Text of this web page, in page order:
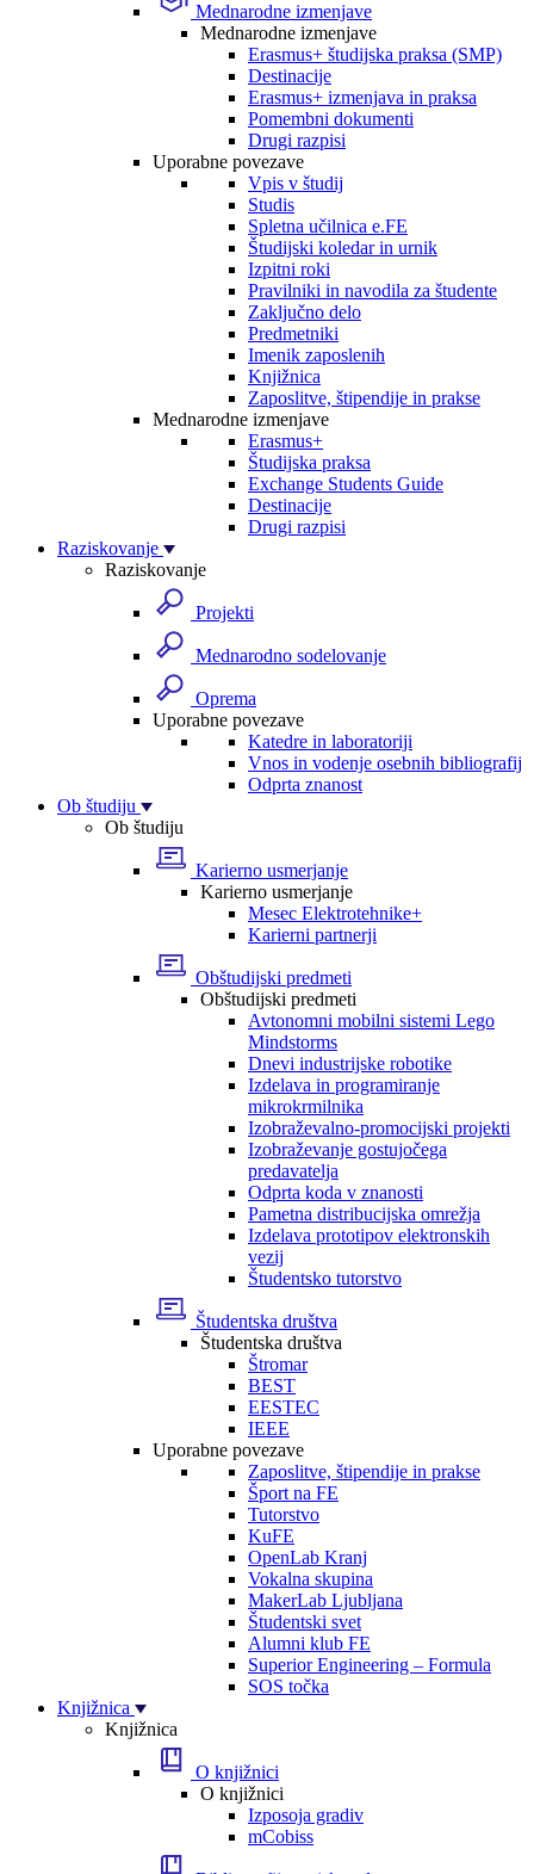
Mednarodne izmenjave
Mednarodne izmenjave
Erasmus+ študijska praksa (SMP)
Destinacije
Erasmus+ izmenjava in praksa
Pomembni dokumenti
Drugi razpisi
Uporabne povezave
Vpis v študij
Studis
Spletna učilnica e.FE
Študijski koledar in urnik
Izpitni roki
Pravilniki in navodila za študente
Zaključno delo
Predmetniki
Imenik zaposlenih
Knjižnica
Zaposlitve, štipendije in prakse
Mednarodne izmenjave
Erasmus+
Študijska praksa
Exchange Students Guide
Destinacije
Drugi razpisi
Raziskovanje
Raziskovanje
Projekti
Mednarodno sodelovanje
Oprema
Uporabne povezave
Katedre in laboratoriji
Vnos in vodenje osebnih bibliografij
Odprta znanost
Ob študiju
Ob študiju
Karierno usmerjanje
Karierno usmerjanje
Mesec Elektrotehnike+
Karierni partnerji
Obštudijski predmeti
Obštudijski predmeti
Avtonomni mobilni sistemi Lego
Mindstorms
Dnevi industrijske robotike
Izdelava in programiranje
mikrokrmilnika
Izobraževalno-promocijski projekti
Izobraževanje gostujočega
predavatelja
Odprta koda v znanosti
Pametna distribucijska omrežja
Izdelava prototipov elektronskih
vezij
Študentsko tutorstvo
Študentska društva
Študentska društva
Štromar
BEST
EESTEC
IEEE
Uporabne povezave
Zaposlitve, štipendije in prakse
Šport na FE
Tutorstvo
KuFE
OpenLab Kranj
Vokalna skupina
MakerLab Ljubljana
Študentski svet
Alumni klub FE
Superior Engineering – Formula
SOS točka
Knjižnica
Knjižnica
O knjižnici
O knjižnici
Izposoja gradiv
mCobiss